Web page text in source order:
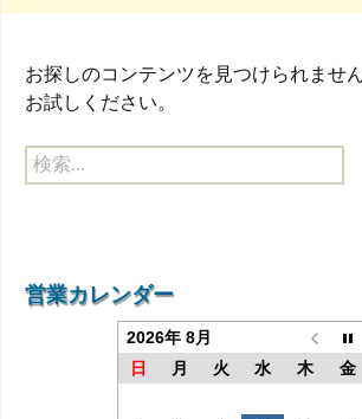
ッ
プ
お探しのコンテンツを見つけられませ
お試しください。
検
索:
営業カレンダー
2026年 8月
日
月 火 水 木 金